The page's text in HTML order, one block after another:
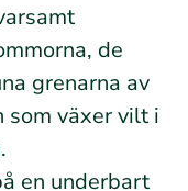
de
grenarna av
som växer vilt i
en underbart